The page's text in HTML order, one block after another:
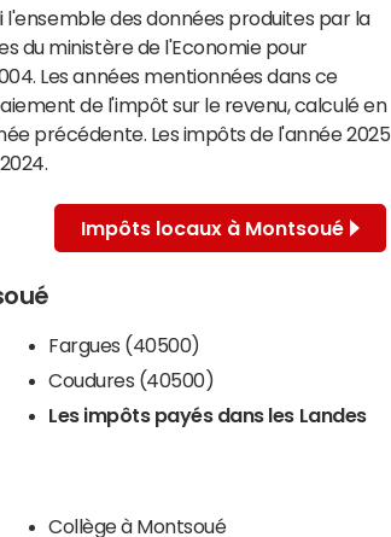
l'ensemble des données produites par la
du ministère de l'Economie pour
Les années mentionnées dans ce
de l'impôt sur le revenu, calculé en
précédente. Les impôts de l'année 2025
Impôts locaux à Montsoué
Fargues (40500)
Coudures (40500)
Les impôts payés dans les Landes
Collège à Montsoué